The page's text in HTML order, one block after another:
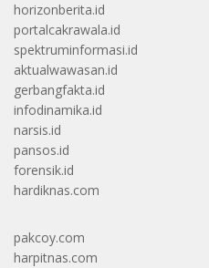
horizonberita.id
portalcakrawala.id
spektruminformasi.id
aktualwawasan.id
gerbangfakta.id
infodinamika.id
narsis.id
pansos.id
forensik.id
hardiknas.com
pakcoy.com
harpitnas.com